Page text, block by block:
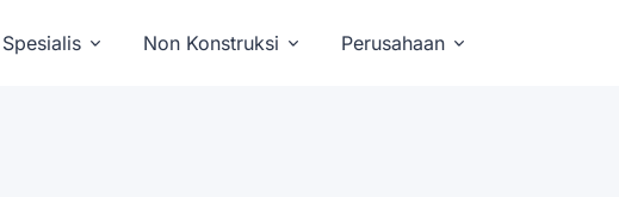
Spesialis Non Konstruksi Perusahaan